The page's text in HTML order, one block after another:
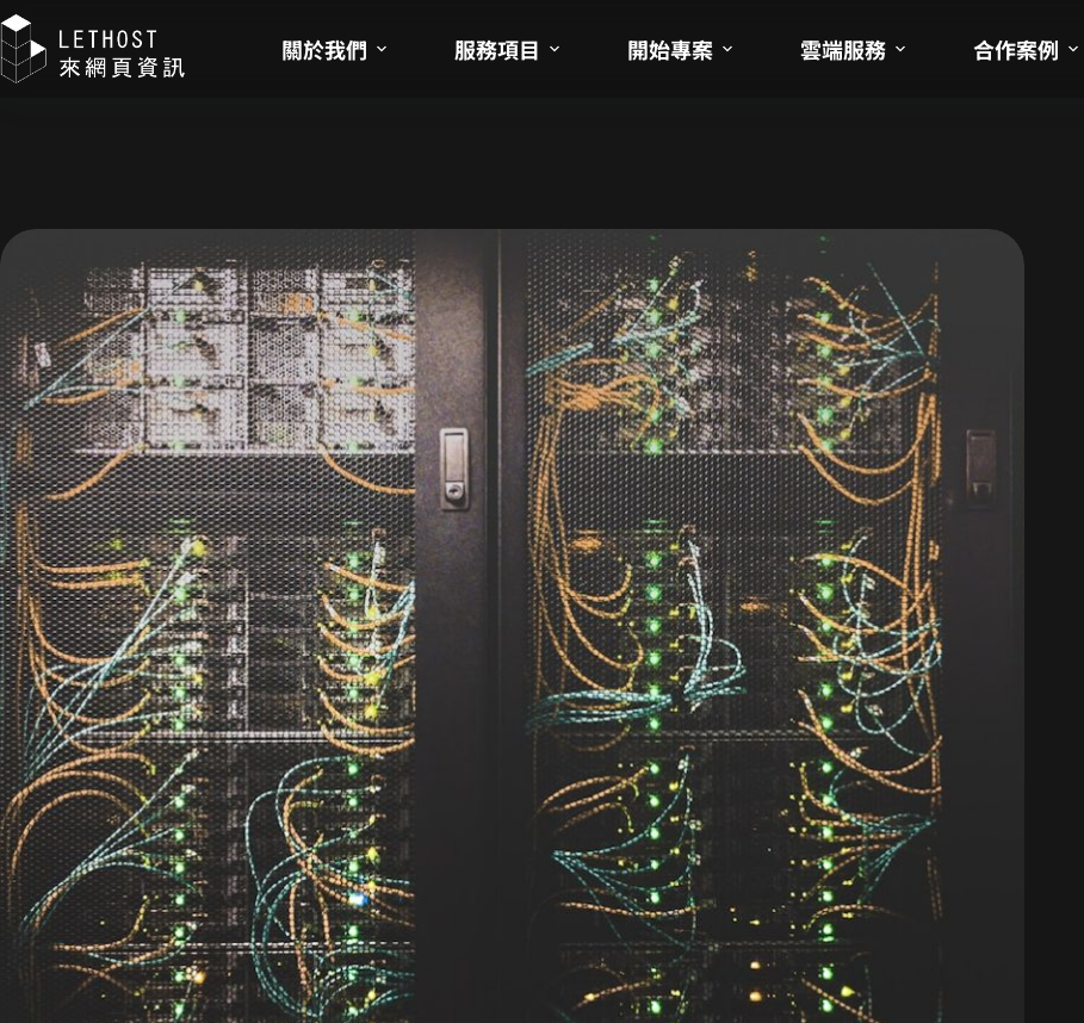
關於我們 服務項目 開始專案 雲端服務 合作案例